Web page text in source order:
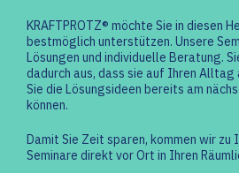
KRAFTPROTZ® möchte Sie in diesen
bestmöglich unterstützen. Unsere
Lösungen und individuelle Beratung.
dadurch aus, dass sie auf Ihren Alltag
Sie die Lösungsideen bereits am
können.
Damit Sie Zeit sparen, kommen wir zu
Seminare direkt vor Ort in Ihren